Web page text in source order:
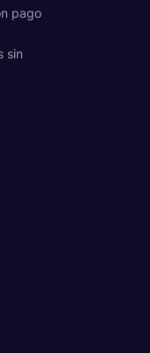
pago
sin